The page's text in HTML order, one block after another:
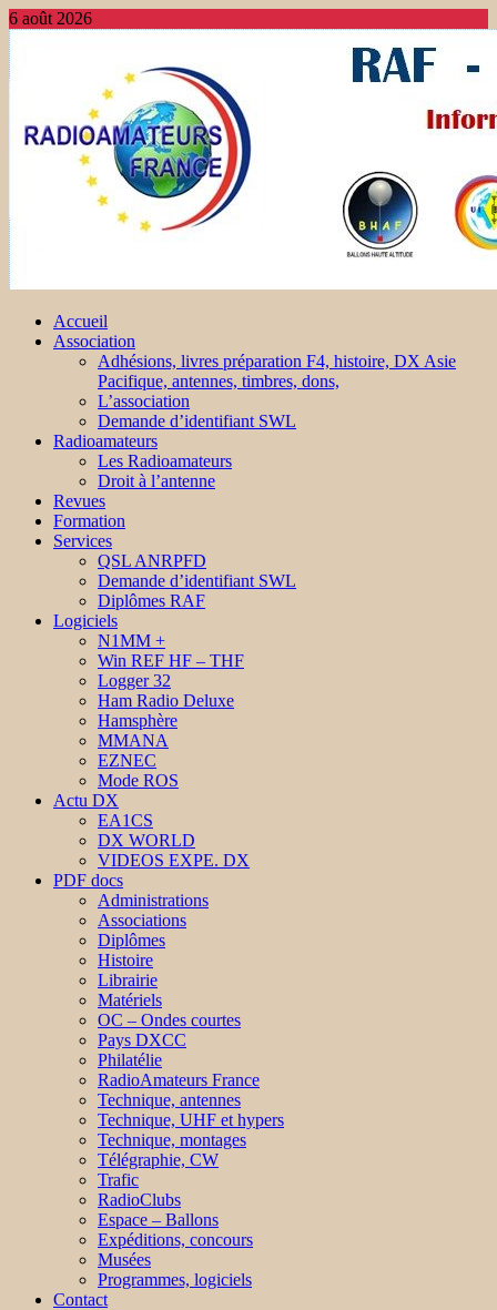
6 août 2026
Accueil
Association
Adhésions, livres préparation F4, histoire, DX Asie
Pacifique, antennes, timbres, dons,
L’association
Demande d’identifiant SWL
Radioamateurs
Les Radioamateurs
Droit à l’antenne
Revues
Formation
Services
QSL ANRPFD
Demande d’identifiant SWL
Diplômes RAF
Logiciels
N1MM +
Win REF HF – THF
Logger 32
Ham Radio Deluxe
Hamsphère
MMANA
EZNEC
Mode ROS
Actu DX
EA1CS
DX WORLD
VIDEOS EXPE. DX
PDF docs
Administrations
Associations
Diplômes
Histoire
Librairie
Matériels
OC – Ondes courtes
Pays DXCC
Philatélie
RadioAmateurs France
Technique, antennes
Technique, UHF et hypers
Technique, montages
Télégraphie, CW
Trafic
RadioClubs
Espace – Ballons
Expéditions, concours
Musées
Programmes, logiciels
Contact